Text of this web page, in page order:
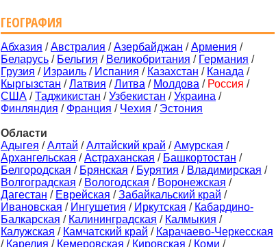
ГЕОГРАФИЯ
Абхазия /Австралия /Азербайджан /Армения /
Беларусь / Бельгия / Великобритания / Германия /
Грузия / Израиль / Испания / Казахстан / Канада /
Кыргызстан /Латвия /Литва / Молдова / Россия /
США /Таджикистан /Узбекистан /Украина /
Финляндия / Франция / Чехия / Эстония
Области
Адыгея /Алтай /Алтайский край /Амурская /
Архангельская /Астраханская / Башкортостан /
Белгородская / Брянская / Бурятия / Владимирская /
Волгоградская / Вологодская / Воронежская /
Дагестан / Еврейская /Забайкальский край /
Ивановская / Ингушетия / Иркутская / Кабардино-
Балкарская / Калининградская / Калмыкия /
Калужская / Камчатский край / Карачаево-Черкесская
/ Карелия / Кемеровская / Кировская / Коми /